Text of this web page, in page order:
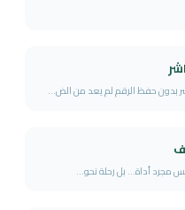
مجرد أداة... بل رحلة نحو...